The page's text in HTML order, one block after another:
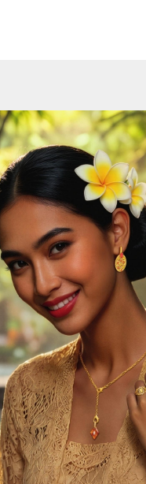
version feuilletable du